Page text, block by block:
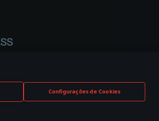
Configurações de Cookies